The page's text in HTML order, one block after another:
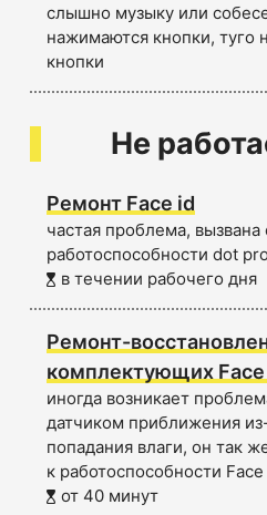
слышно музыку или
нажимаются кнопки, туго
кнопки
Не
Ремонт Face id
частая проблема,
работоспособности dot
в течении рабочего дня
Ремонт-
комплектующих Face
иногда возникает
датчиком приближения
попадания влаги, он так
к работоспособности
от 40 минут